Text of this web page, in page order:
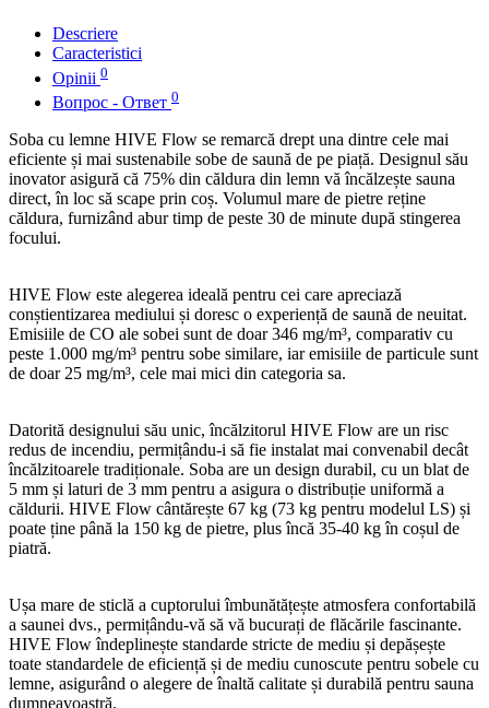
Descriere
Caracteristici
Opinii 0
Вопрос - Ответ 0
Soba cu lemne HIVE Flow se remarcă drept una dintre cele mai
eficiente și mai sustenabile sobe de saună de pe piață. Designul său
inovator asigură că 75% din căldura din lemn vă încălzește sauna
direct, în loc să scape prin coș. Volumul mare de pietre reține
căldura, furnizând abur timp de peste 30 de minute după stingerea
focului.
HIVE Flow este alegerea ideală pentru cei care apreciază
conștientizarea mediului și doresc o experiență de saună de neuitat.
Emisiile de CO ale sobei sunt de doar 346 mg/m³, comparativ cu
peste 1.000 mg/m³ pentru sobe similare, iar emisiile de particule sunt
de doar 25 mg/m³, cele mai mici din categoria sa.
Datorită designului său unic, încălzitorul HIVE Flow are un risc
redus de incendiu, permițându-i să fie instalat mai convenabil decât
încălzitoarele tradiționale. Soba are un design durabil, cu un blat de
5 mm și laturi de 3 mm pentru a asigura o distribuție uniformă a
căldurii. HIVE Flow cântărește 67 kg (73 kg pentru modelul LS) și
poate ține până la 150 kg de pietre, plus încă 35-40 kg în coșul de
piatră.
Ușa mare de sticlă a cuptorului îmbunătățește atmosfera confortabilă
a saunei dvs., permițându-vă să vă bucurați de flăcările fascinante.
HIVE Flow îndeplinește standarde stricte de mediu și depășește
toate standardele de eficiență și de mediu cunoscute pentru sobele cu
lemne, asigurând o alegere de înaltă calitate și durabilă pentru sauna
dumneavoastră.